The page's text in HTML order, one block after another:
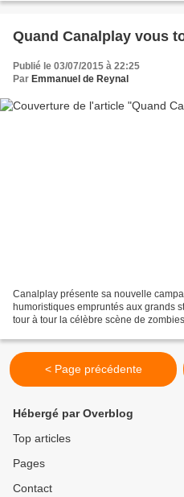
Quand Canalplay vous
Publié le 03/07/2015 à 22:25
Par Emmanuel de Reynal
Canalplay présente sa nouvelle
humoristiques empruntés aux grands
tour à tour la célèbre scène de
< Page précédente
Hébergé par Overblog
Top articles
Pages
Contact